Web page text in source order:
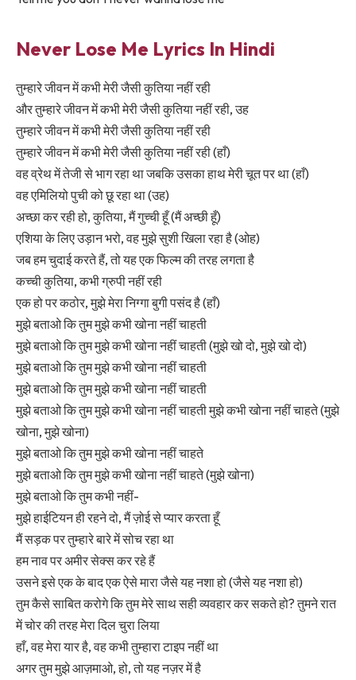
Never Lose Me Lyrics In Hindi
तुम्हारे जीवन में कभी मेरी जैसी कुतिया नहीं रही
और तुम्हारे जीवन में कभी मेरी जैसी कुतिया नहीं रही, उह
तुम्हारे जीवन में कभी मेरी जैसी कुतिया नहीं रही
तुम्हारे जीवन में कभी मेरी जैसी कुतिया नहीं रही (हाँ)
वह व्रेथ में तेजी से भाग रहा था जबकि उसका हाथ मेरी चूत पर था (हाँ)
वह एमिलियो पुची को छू रहा था (उह)
अच्छा कर रही हो, कुतिया, मैं गुच्ची हूँ (मैं अच्छी हूँ)
एशिया के लिए उड़ान भरो, वह मुझे सुशी खिला रहा है (ओह)
जब हम चुदाई करते हैं, तो यह एक फिल्म की तरह लगता है
कच्ची कुतिया, कभी ग्रुपी नहीं रही
एक हो पर कठोर, मुझे मेरा निग्गा बुगी पसंद है (हाँ)
मुझे बताओ कि तुम मुझे कभी खोना नहीं चाहती
मुझे बताओ कि तुम मुझे कभी खोना नहीं चाहती (मुझे खो दो, मुझे खो दो)
मुझे बताओ कि तुम मुझे कभी खोना नहीं चाहती
मुझे बताओ कि तुम मुझे कभी खोना नहीं चाहती
मुझे बताओ कि तुम मुझे कभी खोना नहीं चाहती मुझे कभी खोना नहीं चाहते (मुझे
खोना, मुझे खोना)
मुझे बताओ कि तुम मुझे कभी खोना नहीं चाहते
मुझे बताओ कि तुम मुझे कभी खोना नहीं चाहते (मुझे खोना)
मुझे बताओ कि तुम कभी नहीं-
मुझे हाईटियन ही रहने दो, मैं ज़ोई से प्यार करता हूँ
मैं सड़क पर तुम्हारे बारे में सोच रहा था
हम नाव पर अमीर सेक्स कर रहे हैं
उसने इसे एक के बाद एक ऐसे मारा जैसे यह नशा हो (जैसे यह नशा हो)
तुम कैसे साबित करोगे कि तुम मेरे साथ सही व्यवहार कर सकते हो? तुमने रात
में चोर की तरह मेरा दिल चुरा लिया
हाँ, वह मेरा यार है, वह कभी तुम्हारा टाइप नहीं था
अगर तुम मुझे आज़माओ, हो, तो यह नज़र में है